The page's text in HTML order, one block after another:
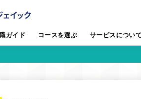
ガイド コースを選ぶ サービスについて